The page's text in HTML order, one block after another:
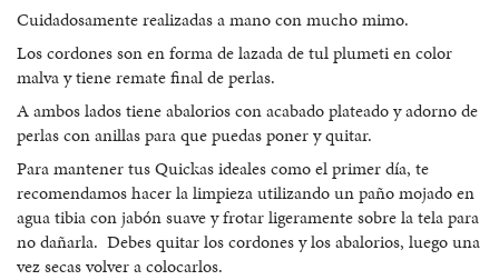
Cuidadosamente realizadas a mano con mucho mimo.
Los cordones son en forma de lazada de tul plumeti en color
malva y tiene remate final de perlas.
A ambos lados tiene abalorios con acabado plateado y adorno de
perlas con anillas para que puedas poner y quitar.
Para mantener tus Quickas ideales como el primer día, te
recomendamos hacer la limpieza utilizando un paño mojado en
agua tibia con jabón suave y frotar ligeramente sobre la tela para
no dañarla. Debes quitar los cordones y los abalorios, luego una
vez secas volver a colocarlos.